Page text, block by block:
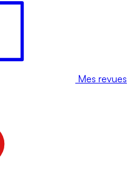
Mes revues